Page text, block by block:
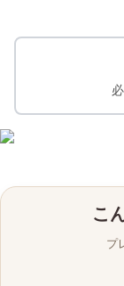
こ
プ